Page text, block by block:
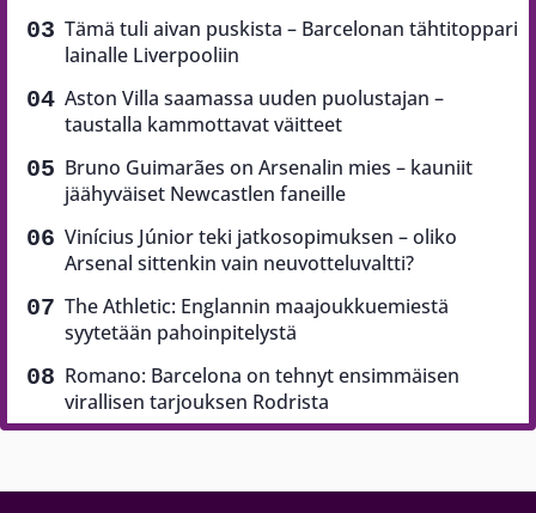
Tämä tuli aivan puskista – Barcelonan tähtitoppari
lainalle Liverpooliin
Aston Villa saamassa uuden puolustajan –
taustalla kammottavat väitteet
Bruno Guimarães on Arsenalin mies – kauniit
jäähyväiset Newcastlen faneille
Vinícius Júnior teki jatkosopimuksen – oliko
Arsenal sittenkin vain neuvotteluvaltti?
The Athletic: Englannin maajoukkuemiestä
syytetään pahoinpitelystä
Romano: Barcelona on tehnyt ensimmäisen
virallisen tarjouksen Rodrista